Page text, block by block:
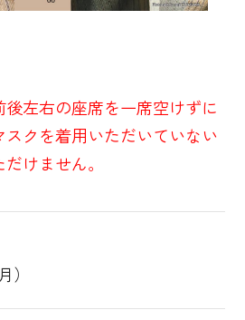
左右の座席を一席空けずに
クを着用いただいていない
けません。
）